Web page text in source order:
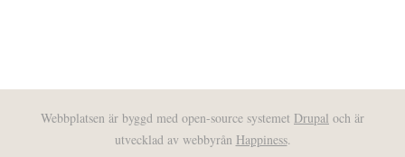
Webbplatsen är byggd med open-source systemet Drupal och är
utvecklad av webbyrån Happiness.